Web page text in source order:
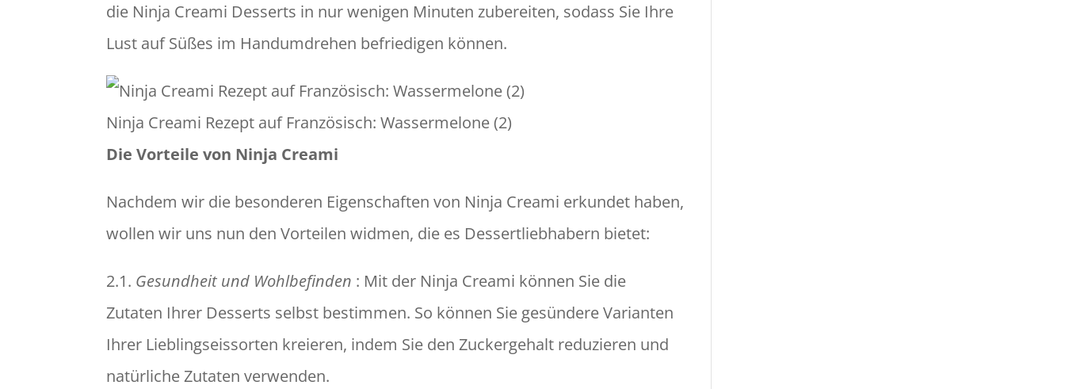
die Ninja Creami Desserts in nur wenigen Minuten zubereiten, sodass Sie Ihre
Lust auf Süßes im Handumdrehen befriedigen können.
Ninja Creami Rezept auf Französisch: Wassermelone (2)
Die Vorteile von Ninja Creami
Nachdem wir die besonderen Eigenschaften von Ninja Creami erkundet haben,
wollen wir uns nun den Vorteilen widmen, die es Dessertliebhabern bietet:
2.1. Gesundheit und Wohlbefinden : Mit der Ninja Creami können Sie die
Zutaten Ihrer Desserts selbst bestimmen. So können Sie gesündere Varianten
Ihrer Lieblingseissorten kreieren, indem Sie den Zuckergehalt reduzieren und
natürliche Zutaten verwenden.